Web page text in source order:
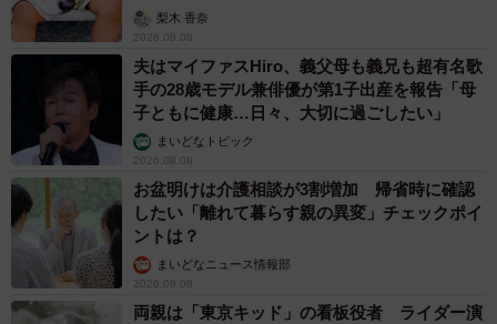
「尊…」
梨木 香奈
2026.08.08
夫はマイファスHiro、義父母も義兄も超有名歌
手の28歳モデル兼俳優が第1子出産を報告「母
子ともに健康…日々、大切に過ごしたい」
まいどなトピック
2026.08.08
お盆明けは介護相談が3割増加 帰省時に確認
したい「離れて暮らす親の異変」チェックポイ
ントは？
まいどなニュース情報部
2026.08.08
両親は「東京キッド」の看板役者 ライダー演